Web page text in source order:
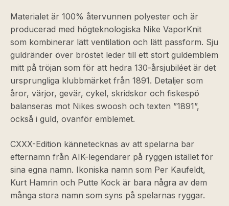
Materialet är 100% återvunnen polyester och är
producerad med högteknologiska Nike VaporKnit
som kombinerar lätt ventilation och lätt passform. Sju
guldränder över bröstet leder till ett stort guldemblem
mitt på tröjan som för att hedra 130-årsjubiléet är det
ursprungliga klubbmärket från 1891. Detaljer som
åror, värjor, gevär, cykel, skridskor och fiskespö
balanseras mot Nikes swoosh och texten ”1891”,
också i guld, ovanför emblemet.
CXXX-Edition kännetecknas av att spelarna bar
efternamn från AIK-legendarer på ryggen istället för
sina egna namn. Ikoniska namn som Per Kaufeldt,
Kurt Hamrin och Putte Kock är bara några av dem
många stora namn som syns på spelarnas ryggar.